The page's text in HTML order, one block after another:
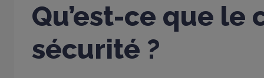
Qu’est-ce que le
sécurité ?